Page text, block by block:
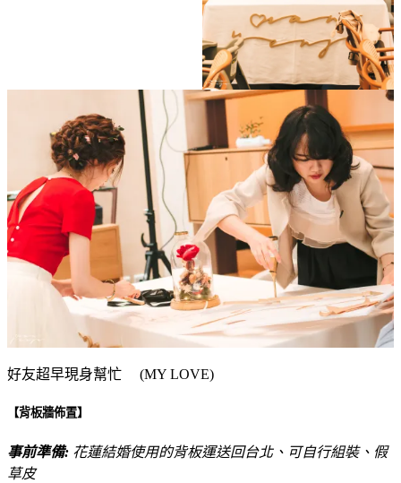
好友超早現身幫忙 (MY LOVE)
【背板牆佈置】
事前準備: 花蓮結婚使用的背板運送回台北、可自行組裝、假
草皮